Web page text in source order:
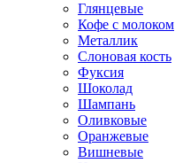
Глянцевые
Кофе с молоком
Металлик
Слоновая кость
Фуксия
Шоколад
Шампань
Оливковые
Оранжевые
Вишневые